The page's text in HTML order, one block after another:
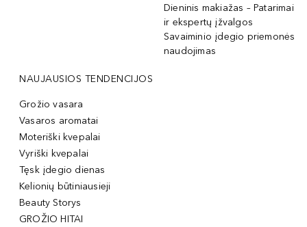
Dieninis makiažas – Patarimai
ir ekspertų įžvalgos
Savaiminio įdegio priemonės
naudojimas
NAUJAUSIOS TENDENCIJOS
Grožio vasara
Vasaros aromatai
Moteriški kvepalai
Vyriški kvepalai
Tęsk įdegio dienas
Kelionių būtiniausieji
Beauty Storys
GROŽIO HITAI